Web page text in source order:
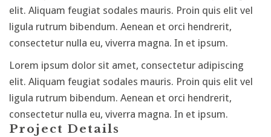
elit. Aliquam feugiat sodales mauris. Proin quis elit vel
ligula rutrum bibendum. Aenean et orci hendrerit,
consectetur nulla eu, viverra magna. In et ipsum.
Lorem ipsum dolor sit amet, consectetur adipiscing
elit. Aliquam feugiat sodales mauris. Proin quis elit vel
ligula rutrum bibendum. Aenean et orci hendrerit,
consectetur nulla eu, viverra magna. In et ipsum.
Project Details